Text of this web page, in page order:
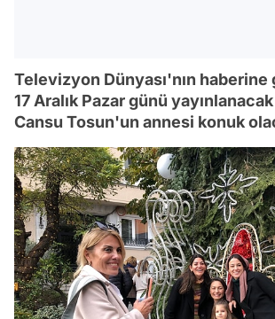
Televizyon Dünyası'nın haberine
17 Aralık Pazar günü
Cansu Tosun'un annesi konuk